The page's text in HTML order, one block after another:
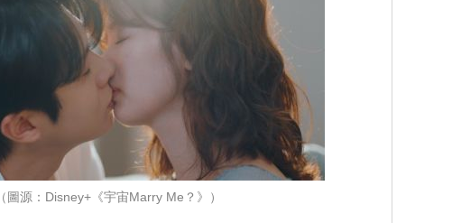
（圖源：Disney+《宇宙Marry Me？》）